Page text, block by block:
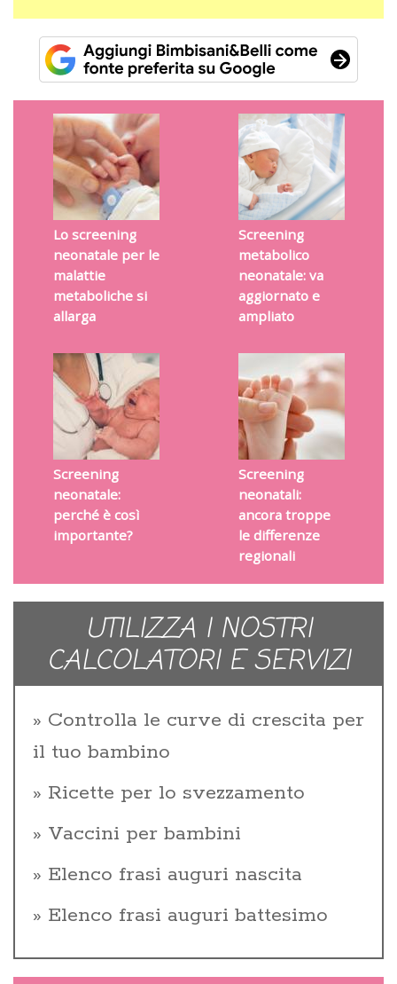
Lo screening
neonatale per le
malattie
metaboliche si
allarga
Screening
metabolico
neonatale: va
aggiornato e
ampliato
Screening
neonatale:
perché è così
importante?
Screening
neonatali:
ancora troppe
le differenze
regionali
UTILIZZA I NOSTRI
CALCOLATORI E SERVIZI
Controlla le curve di crescita per
il tuo bambino
Ricette per lo svezzamento
Vaccini per bambini
Elenco frasi auguri nascita
Elenco frasi auguri battesimo